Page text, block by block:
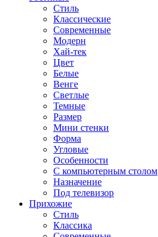
Стиль
Классические
Современные
Модерн
Хай-тек
Цвет
Белые
Венге
Светлые
Темные
Размер
Мини стенки
Форма
Угловые
Особенности
С компьютерным столом
Назначение
Под телевизор
Прихожие
Стиль
Классика